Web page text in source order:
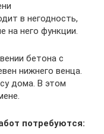
в негодность,
на него функции.
бетона с
нижнего венца.
дома. В этом
потребуются: